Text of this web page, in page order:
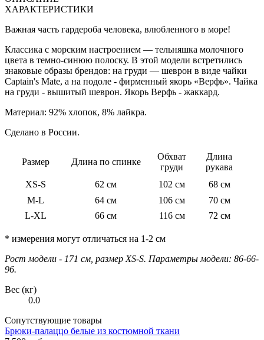
ХАРАКТЕРИСТИКИ
Важная часть гардероба человека, влюбленного в море!
Классика с морским настроением — тельняшка молочного
цвета в темно-синюю полоску. В этой модели встретились
знаковые образы брендов: на груди — шеврон в виде чайки
Captain's Mate, а на подоле - фирменный якорь «Верфь». Чайка
на груди - вышитый шеврон. Якорь Верфь - жаккард.
Материал: 92% хлопок, 8% лайкра.
Сделано в России.
Размер Длина по спинке
Обхват
груди
Длина
рукава
XS-S
62 см 102 см
68 см
M-L
64 см 106 см
70 см
L-XL
66 см 116 см 72 см
* измерения могут отличаться на 1-2 см
Рост модели - 171 см, размер XS-S. Параметры модели: 86-66-
96.
Вес (кг)
0.0
Сопутствующие товары
Брюки-палаццо белые из костюмной ткани